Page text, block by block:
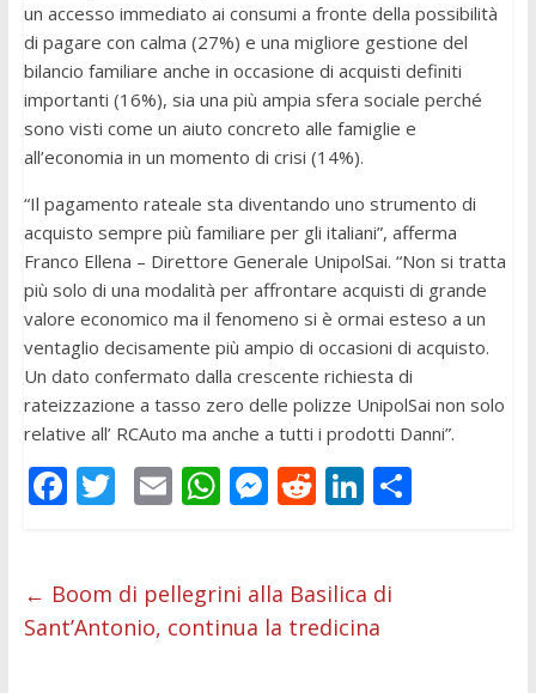
un accesso immediato ai consumi a fronte della possibilità
di pagare con calma (27%) e una migliore gestione del
bilancio familiare anche in occasione di acquisti definiti
importanti (16%), sia una più ampia sfera sociale perché
sono visti come un aiuto concreto alle famiglie e
all’economia in un momento di crisi (14%).
“Il pagamento rateale sta diventando uno strumento di
acquisto sempre più familiare per gli italiani”, afferma
Franco Ellena – Direttore Generale UnipolSai. “Non si tratta
più solo di una modalità per affrontare acquisti di grande
valore economico ma il fenomeno si è ormai esteso a un
ventaglio decisamente più ampio di occasioni di acquisto.
Un dato confermato dalla crescente richiesta di
rateizzazione a tasso zero delle polizze UnipolSai non solo
relative all’ RCAuto ma anche a tutti i prodotti Danni”.
F
b
o
T
er
E
l
W
s
A
M
e
n
R
di
t
Li
e
dI
C
← Boom di pellegrini alla Basilica di
Sant’Antonio, continua la tredicina